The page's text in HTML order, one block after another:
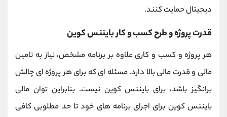
دیجیتال حمایت کنند.
قدرت پروژه و طرح کسب و کار بایننس کوین
هر پروژه و کسب و کاری علاوه بر برنامه مشخص، نیاز به تامین
مالی و قدرت مالی بالا دارد. مسئله ای که برای هر پروژه ای چالش
برانگیز باشد، برای بایننس کوین نیست. بنابراین توان مالی
بایننس کوین برای اجرای برنامه های خود تا حد مطلوبی کافی